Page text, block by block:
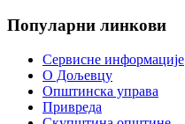
Популарни линкови
Сервисне информације
О Дољевцу
Општинска управа
Привреда